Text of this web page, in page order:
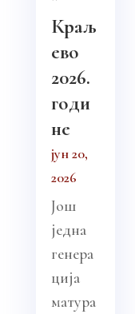
Краљ
ево
2026.
годи
не
јун 20,
2026
Још
једна
генера
ција
матура